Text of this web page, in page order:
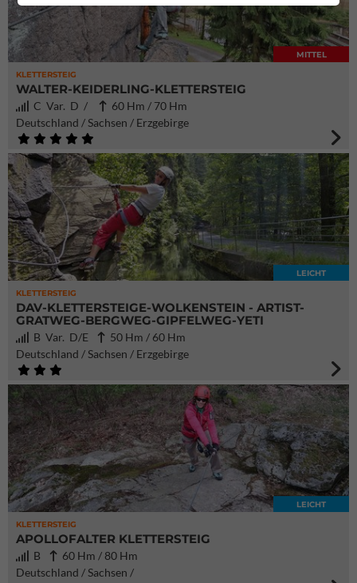
KLETTERSTEIG
MITTEL
WALTER-KEIDERLING-KLETTERSTEIG
C Var. D /
60 Hm / 70 Hm
Deutschland / Sachsen / Erzgebirge
KLETTERSTEIG
LEICHT
DAV-KLETTERSTEIGE-WOLKENSTEIN - ARTIST-
GRATWEG-BERGWEG-GIPFELWEG-YETI
B Var. D/E
50 Hm / 60 Hm
Deutschland / Sachsen / Erzgebirge
KLETTERSTEIG
LEICHT
APOLLOFALTER KLETTERSTEIG
B
60 Hm / 80 Hm
Deutschland / Sachsen /